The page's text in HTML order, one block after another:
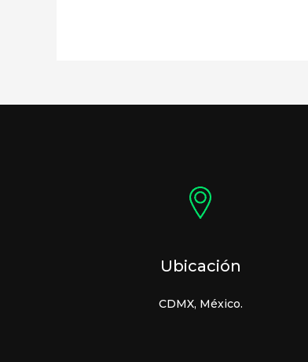
Ubicación
CDMX, México.